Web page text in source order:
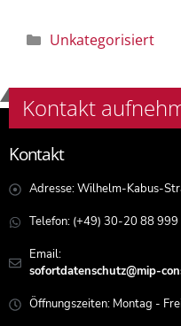
Unkategorisiert
Kontakt
Kontakt
Adresse: Wilhelm-Kabus-
Telefon: (+49) 30-20 88 999
Email:
sofortdatenschutz@mip-
Öffnungszeiten: Montag -